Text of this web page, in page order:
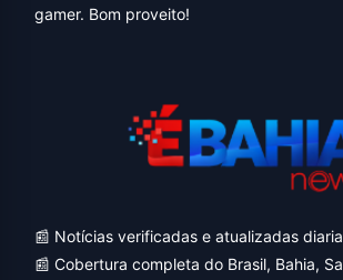
gamer. Bom proveito!
📰 Notícias verificadas e atualizadas
📰 Cobertura completa do Brasil, Bahia,